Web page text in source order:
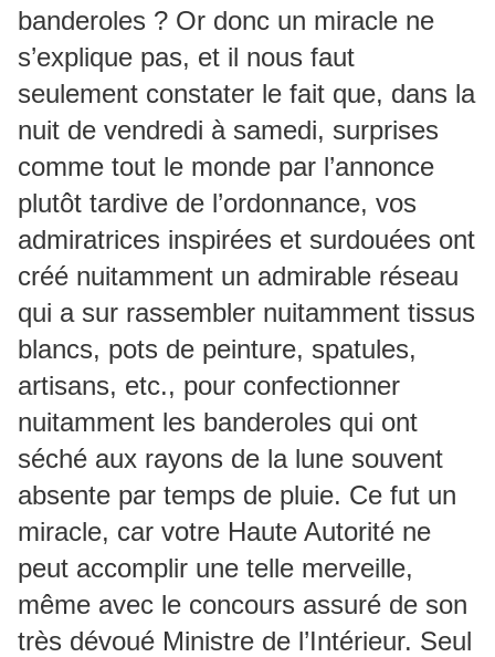
banderoles ? Or donc un miracle ne
s’explique pas, et il nous faut
seulement constater le fait que, dans la
nuit de vendredi à samedi, surprises
comme tout le monde par l’annonce
plutôt tardive de l’ordonnance, vos
admiratrices inspirées et surdouées ont
créé nuitamment un admirable réseau
qui a sur rassembler nuitamment tissus
blancs, pots de peinture, spatules,
artisans, etc., pour confectionner
nuitamment les banderoles qui ont
séché aux rayons de la lune souvent
absente par temps de pluie. Ce fut un
miracle, car votre Haute Autorité ne
peut accomplir une telle merveille,
même avec le concours assuré de son
très dévoué Ministre de l’Intérieur. Seul